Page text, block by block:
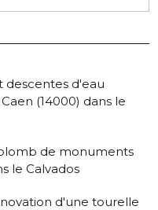
descentes d'eau
(14000) dans le
de monuments
le Calvados
d'une tourelle